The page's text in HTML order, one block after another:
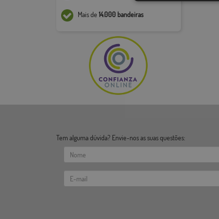
Mais de 14.000 bandeiras
Tem alguma dúvida? Envie-nos as suas questões: